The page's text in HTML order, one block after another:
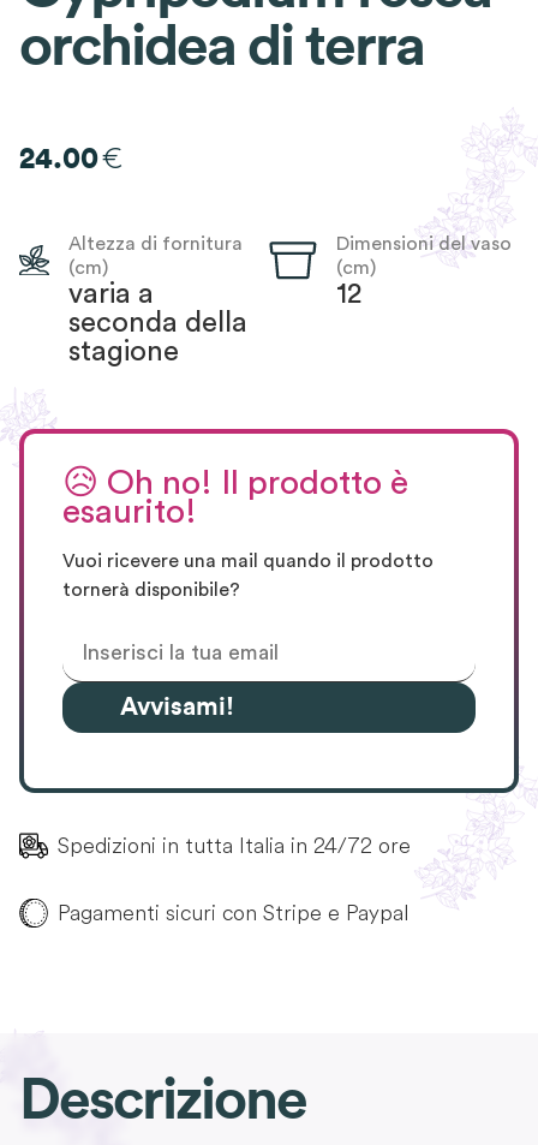
orchidea di terra
24.00€
Altezza di fornitura
(cm)
varia a
seconda della
stagione
Dimensioni del vaso
(cm)
12
😥 Oh no! Il prodotto è
esaurito!
Vuoi ricevere una mail quando il prodotto
tornerà disponibile?
Avvisami!
Spedizioni in tutta Italia in 24/72 ore
Pagamenti sicuri con Stripe e Paypal
Descrizione